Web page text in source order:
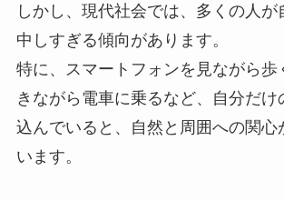
しかし、現代社会では、多くの人が
中しすぎる傾向があります。
特に、スマートフォンを見ながら歩
きながら電車に乗るなど、自分だけ
込んでいると、自然と周囲への関心
います。